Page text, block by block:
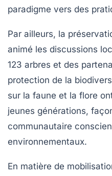
paradigme vers des
Par ailleurs, la
animé les discussions
123 arbres et des
protection de la
sur la faune et la flore
jeunes générations,
communautaire
environnementaux.
En matière de